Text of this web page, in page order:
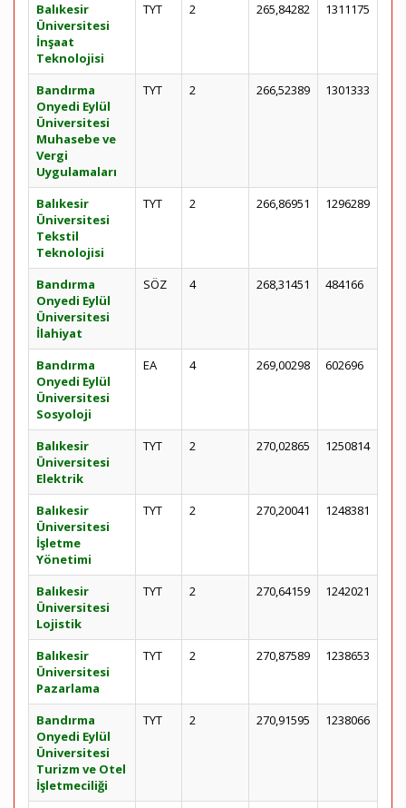
Balıkesir
Üniversitesi
İnşaat
Teknolojisi
TYT 2 265,84282 1311175
Bandırma
Onyedi Eylül
Üniversitesi
Muhasebe ve
Vergi
Uygulamaları
TYT 2 266,52389 1301333
Balıkesir
Üniversitesi
Tekstil
Teknolojisi
TYT 2 266,86951 1296289
Bandırma
Onyedi Eylül
Üniversitesi
İlahiyat
SÖZ 4 268,31451 484166
Bandırma
Onyedi Eylül
Üniversitesi
Sosyoloji
EA 4 269,00298 602696
Balıkesir
Üniversitesi
Elektrik
TYT 2 270,02865 1250814
Balıkesir
Üniversitesi
İşletme
Yönetimi
TYT 2 270,20041 1248381
Balıkesir
Üniversitesi
Lojistik
TYT 2 270,64159 1242021
Balıkesir
Üniversitesi
Pazarlama
TYT 2 270,87589 1238653
Bandırma
Onyedi Eylül
Üniversitesi
Turizm ve Otel
İşletmeciliği
TYT 2 270,91595 1238066